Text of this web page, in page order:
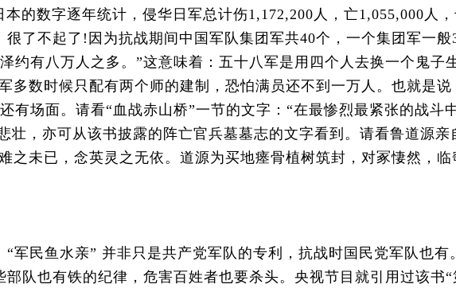
数字逐年统计，侵华日军总计伤1,172,200人，亡1,055,000人
了不起了!因为抗战期间中国军队集团军共40个，一个集团军一般
约有八万人之多。”这意味着：五十八军是用四个人去换一个鬼子
多数时候只配有两个师的建制，恐怕满员还不到一万人。也就是说
场面。请看“血战赤山桥”一节的文字：“在最惨烈最紧张的战斗
，亦可从该书披露的阵亡官兵墓墓志的文字看到。请看鲁道源亲
之未已，念英灵之无依。道源为买地瘗骨植树筑封，对冢悽然，临
民鱼水亲” 并非只是共产党军队的专利，抗战时国民党军队也有
队也有铁的纪律，危害百姓者也要杀头。央视节目就引用过该书“